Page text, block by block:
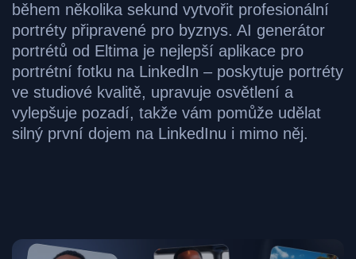
během několika sekund vytvořit profesionální
portréty připravené pro byznys. AI generátor
portrétů od Eltima je nejlepší aplikace pro
portrétní fotku na LinkedIn – poskytuje portréty
ve studiové kvalitě, upravuje osvětlení a
vylepšuje pozadí, takže vám pomůže udělat
silný první dojem na LinkedInu i mimo něj.